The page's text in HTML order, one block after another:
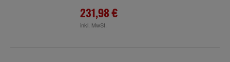
231,98 €
inkl. MwSt.